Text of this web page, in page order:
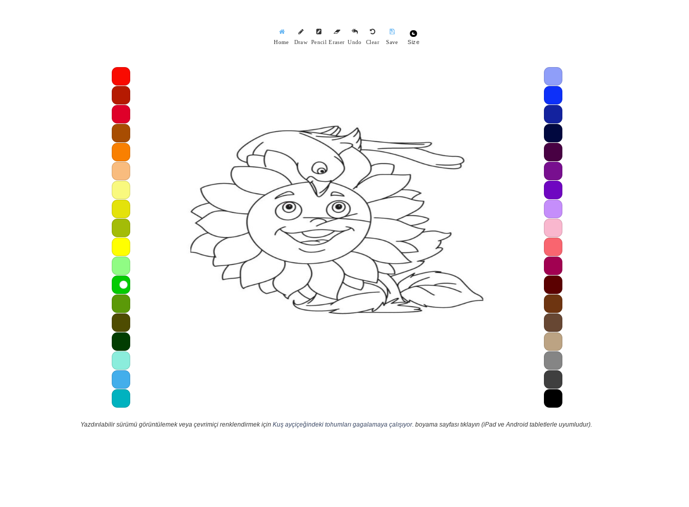
Home Draw Pencil Eraser Undo Clear Save Size
Yazdırılabilir sürümü görüntülemek veya çevrimiçi renklendirmek için Kuş ayçiçeğindeki tohumları gagalamaya çalışıyor. boyama sayfası tıklayın (iPad ve Android tabletlerle uyumludur).